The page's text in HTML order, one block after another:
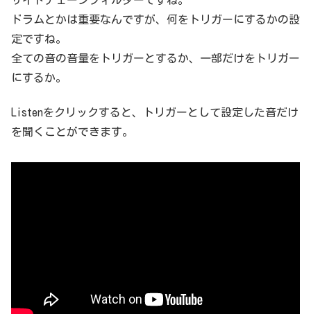
ドラムとかは重要なんですが、何をトリガーにするかの設
定ですね。
全ての音の音量をトリガーとするか、一部だけをトリガー
にするか。
Listenをクリックすると、トリガーとして設定した音だけ
を聞くことができます。